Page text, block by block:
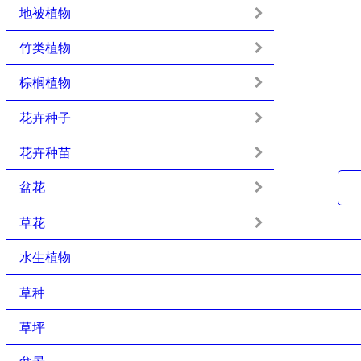
地被植物
竹类植物
棕榈植物
花卉种子
花卉种苗
盆花
草花
水生植物
草种
草坪